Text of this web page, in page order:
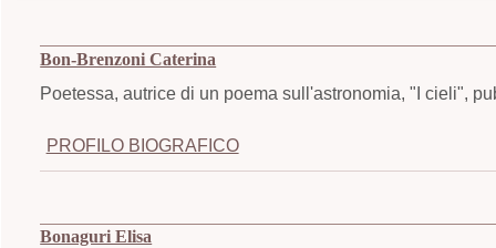
Bon-Brenzoni Caterina
Poetessa, autrice di un poema sull'astronomia, "I cieli",
PROFILO BIOGRAFICO
Bonaguri Elisa